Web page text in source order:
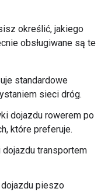
określić, jakiego
obsługiwane są te
standardowe
sieci dróg.
dojazdu rowerem po
które preferuje.
transportem
pieszo